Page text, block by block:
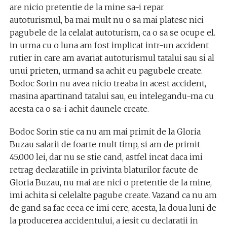
are nicio pretentie de la mine sa-i repar
autoturismul, ba mai mult nu o sa mai platesc nici
pagubele de la celalat autoturism, ca o sa se ocupe el.
in urma cu o luna am fost implicat intr-un accident
rutier in care am avariat autoturismul tatalui sau si al
unui prieten, urmand sa achit eu pagubele create.
Bodoc Sorin nu avea nicio treaba in acest accident,
masina apartinand tatalui sau, eu intelegandu-ma cu
acesta ca o sa-i achit daunele create.
Bodoc Sorin stie ca nu am mai primit de la Gloria
Buzau salarii de foarte mult timp, si am de primit
45.000 lei, dar nu se stie cand, astfel incat daca imi
retrag declaratiile in privinta blaturilor facute de
Gloria Buzau, nu mai are nici o pretentie de la mine,
imi achita si celelalte pagube create. Vazand ca nu am
de gand sa fac ceea ce imi cere, acesta, la doua luni de
la producerea accidentului, a iesit cu declaratii in